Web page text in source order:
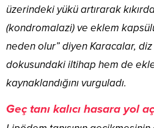
üzerindeki yükü artırarak
(kondromalazi) ve eklem
neden olur” diyen Karacalar, diz
dokusundaki iltihap hem de
kaynaklandığını vurguladı.
Geç tanı kalıcı hasara yol